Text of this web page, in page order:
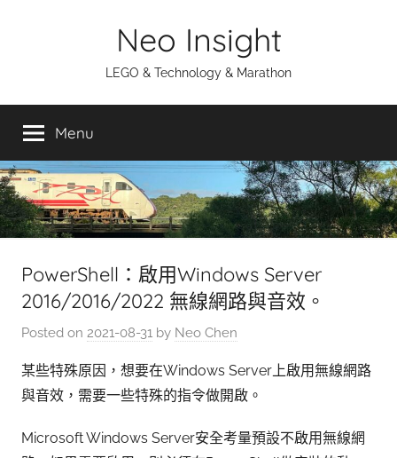
Neo Insight
LEGO & Technology & Marathon
Menu
PowerShell：啟用Windows Server
2016/2016/2022 無線網路與音效。
Posted on 2021-08-31 by Neo Chen
某些特殊原因，想要在Windows Server上啟用無線網路
與音效，需要一些特殊的指令做開啟。
Microsoft Windows Server安全考量預設不啟用無線網